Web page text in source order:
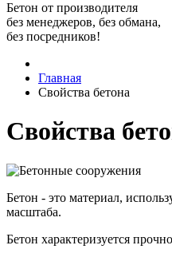
Бетон от производителя
без менеджеров, без обмана,
без посредников!
Главная
Свойства бетона
Свойства
Бетон - это материал,
масштаба.
Бетон характеризуется